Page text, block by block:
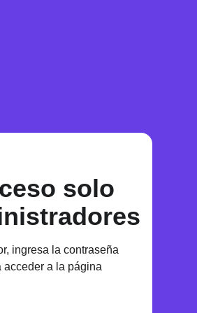
solo
ingresa la contraseña
acceder a la página